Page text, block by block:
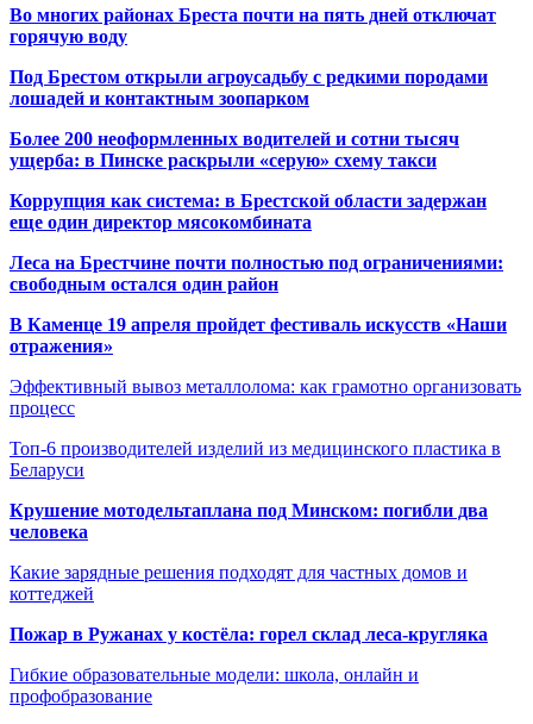
Во многих районах Бреста почти на пять дней отключат
горячую воду
Под Брестом открыли агроусадьбу с редкими породами
лошадей и контактным зоопарком
Более 200 неоформленных водителей и сотни тысяч
ущерба: в Пинске раскрыли «серую» схему такси
Коррупция как система: в Брестской области задержан
еще один директор мясокомбината
Леса на Брестчине почти полностью под ограничениями:
свободным остался один район
В Каменце 19 апреля пройдет фестиваль искусств «Наши
отражения»
Эффективный вывоз металлолома: как грамотно организовать
процесс
Топ-6 производителей изделий из медицинского пластика в
Беларуси
Крушение мотодельтаплана под Минском: погибли два
человека
Какие зарядные решения подходят для частных домов и
коттеджей
Пожар в Ружанах у костёла: горел склад леса-кругляка
Гибкие образовательные модели: школа, онлайн и
профобразование